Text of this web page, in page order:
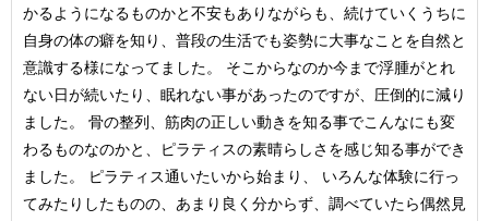
かるようになるものかと不安もありながらも、続けていくうちに
自身の体の癖を知り、普段の生活でも姿勢に大事なことを自然と
意識する様になってました。 そこからなのか今まで浮腫がとれ
ない日が続いたり、眠れない事があったのですが、圧倒的に減り
ました。 骨の整列、筋肉の正しい動きを知る事でこんなにも変
わるものなのかと、ピラティスの素晴らしさを感じ知る事ができ
ました。 ピラティス通いたいから始まり、 いろんな体験に行っ
てみたりしたものの、あまり良く分からず、調べていたら偶然見